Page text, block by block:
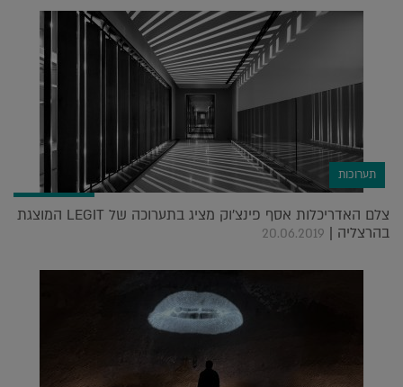
תערוכות
צלם האדריכלות אסף פינצ'וק מציג בתערוכה של LEGIT המוצגת
בהרצליה | 20.06.2019